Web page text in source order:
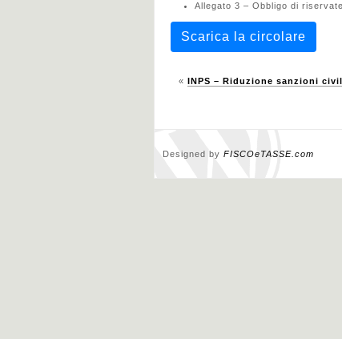
Allegato 3 – Obbligo di
Scarica la circolare
« INPS – Riduzione sanzioni
Designed by FISCOeTASSE.com